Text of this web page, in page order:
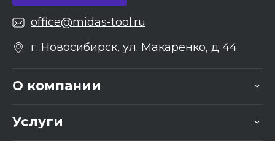
office@midas-tool.ru
г. Новосибирск, ул. Макаренко, д 44
О компании
Услуги